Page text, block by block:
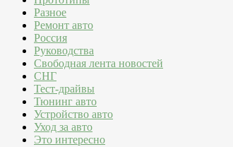
Разное
Ремонт авто
Россия
Руководства
Свободная лента новостей
СНГ
Тест-драйвы
Тюнинг авто
Устройство авто
Уход за авто
Это интересно